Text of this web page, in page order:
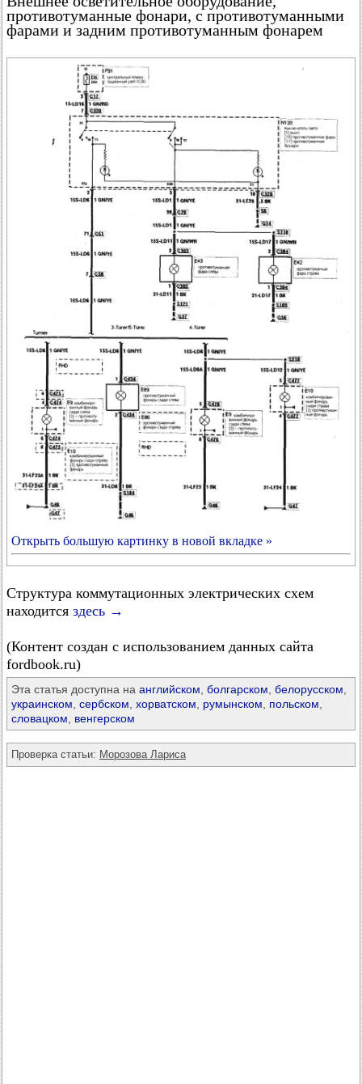
противотуманные фонари, с противотуманными
фарами и задним противотуманным фонарем
Открыть большую картинку в новой вкладке »
Структура коммутационных электрических схем
находится здесь →
(Контент создан с использованием данных сайта
fordbook.ru)
Эта статья доступна на английском болгарском белорусском
украинском сербском хорватском румынском польском
словацком
венгерском
Проверка статьи: Морозова Лариса